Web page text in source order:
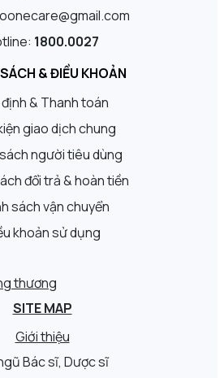
1800.0027
& ĐIỀU KHOẢN
& Thanh toán
giao dịch chung
người tiêu dùng
đổi trả & hoàn tiền
sách vận chuyển
khoản sử dụng
SITE MAP
Giới thiệu
Bác sĩ, Dược sĩ